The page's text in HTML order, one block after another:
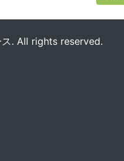
. All rights reserved.